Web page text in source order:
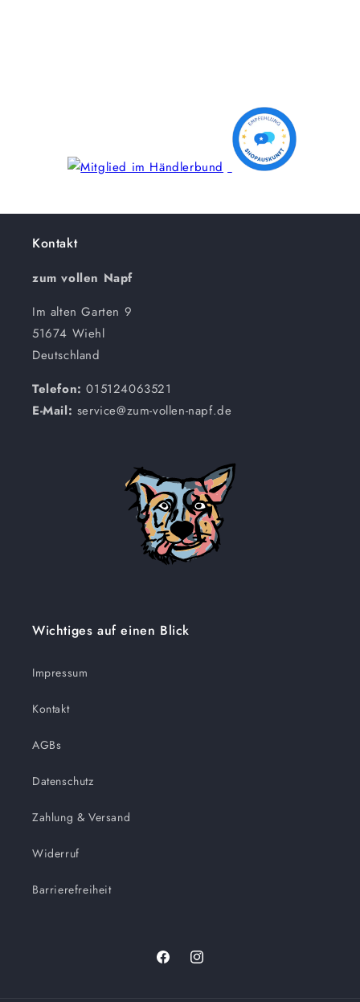
Kontakt
zum vollen Napf
Im alten Garten 9
51674 Wiehl
Deutschland
Telefon:015124063521
E-Mail: service@zum-vollen-napf.de
Wichtiges auf einen Blick
Impressum
Kontakt
AGBs
Datenschutz
Zahlung & Versand
Widerruf
Barrierefreiheit
FacebookInstagram